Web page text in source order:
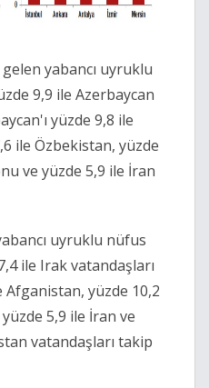
yabancı uyruklu
9,9 ile Azerbaycan
yüzde 9,8 ile
ile Özbekistan, yüzde
ve yüzde 5,9 ile İran
uyruklu nüfus
ile Irak vatandaşları
Afganistan, yüzde 10,2
5,9 ile İran ve
vatandaşları takip